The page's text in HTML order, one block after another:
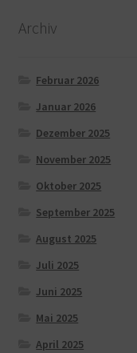
Archiv
Februar 2026
Januar 2026
Dezember 2025
November 2025
Oktober 2025
September 2025
August 2025
Juli 2025
Juni 2025
Mai 2025
April 2025